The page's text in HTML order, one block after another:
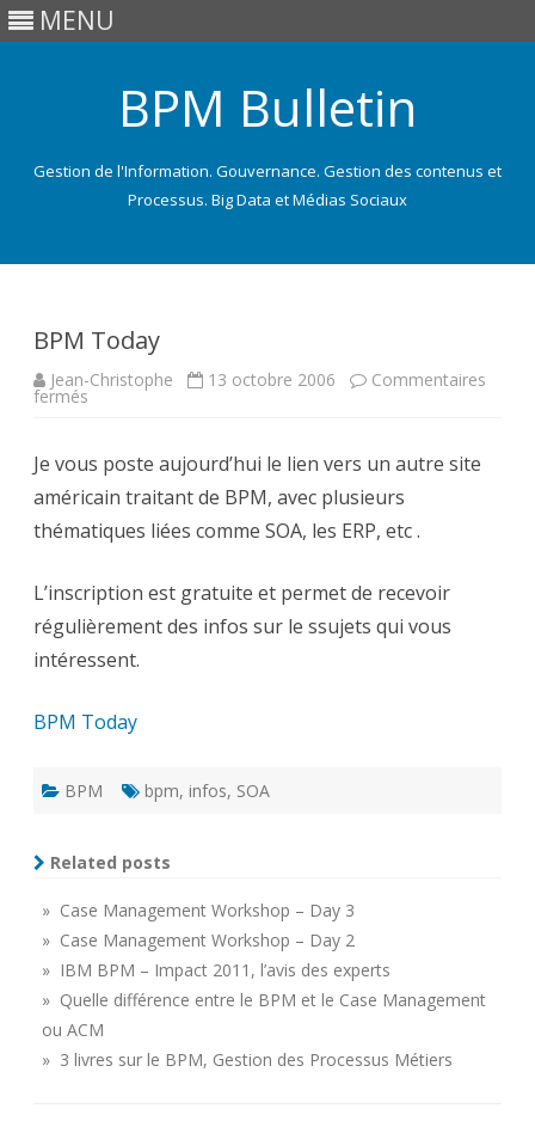
MENU
BPM Bulletin
Gestion de l'Information. Gouvernance. Gestion des contenus et
Processus. Big Data et Médias Sociaux
BPM Today
Jean-Christophe 13 octobre 2006 Commentaires
fermés
Je vous poste aujourd’hui le lien vers un autre site
américain traitant de BPM, avec plusieurs
thématiques liées comme SOA, les ERP, etc .
L’inscription est gratuite et permet de recevoir
régulièrement des infos sur le ssujets qui vous
intéressent.
BPM Today
BPM bpm, infos, SOA
Related posts
» Case Management Workshop – Day 3
» Case Management Workshop – Day 2
» IBM BPM – Impact 2011, l’avis des experts
» Quelle différence entre le BPM et le Case Management
ou ACM
» 3 livres sur le BPM, Gestion des Processus Métiers